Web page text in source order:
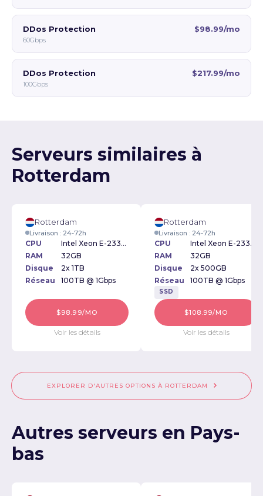
DDos Protection
60Gbps
$98.99/mo
DDos Protection
100Gbps
$217.99/mo
Serveurs similaires à
Rotterdam
Rotterdam
Livraison : 24-72h
CPU
Intel Xeon E-2336 2.90GHz
RAM
32GB
Disque
2x 1TB
Réseau
100TB @ 1Gbps
$98.99/MO
Voir les détails
Rotterdam
Livraison : 24-72h
CPU
Intel Xeon E-2336 2.90GHz
RAM
32GB
Disque
2x 500GB
Réseau
100TB @ 1Gbps
SSD
$108.99/MO
Voir les détails
EXPLORER D'AUTRES OPTIONS À ROTTERDAM
Autres serveurs en Pays-
bas